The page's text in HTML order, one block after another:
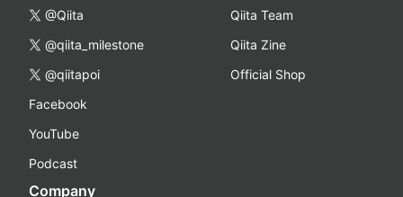
@Qiita
@qiita_milestone
@qiitapoi
Facebook
YouTube
Podcast
Qiita Team
Qiita Zine
Official Shop
Company